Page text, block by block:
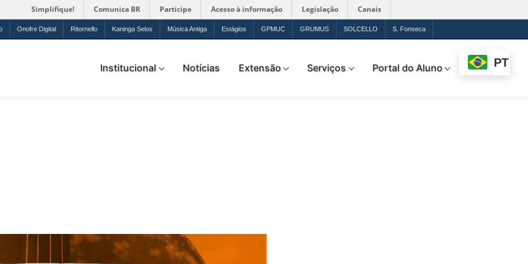
Simplifique! Comunica BR Participe Acesso à informação Legislação Canais
Onofre Digital Ritornello Kaninga Selos Música Antiga Estágios GPMUC GRUMUS SOLCELLO S. Fonseca
Institucional Notícias Extensão Serviços Portal do Aluno PT